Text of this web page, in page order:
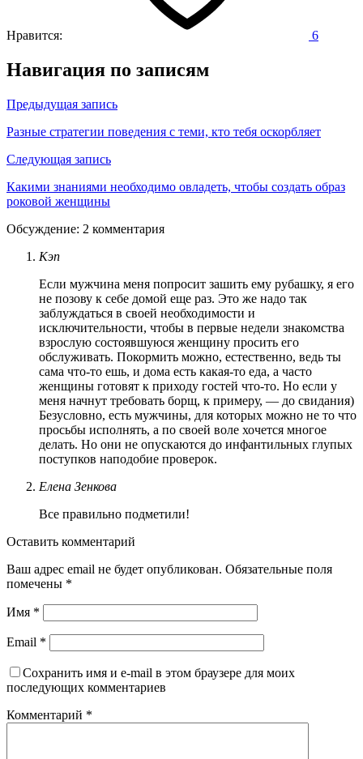
Нравится: 6
Навигация по записям
Предыдущая запись
Разные стратегии поведения с теми, кто тебя оскорбляет
Следующая запись
Какими знаниями необходимо овладеть, чтобы создать образ
роковой женщины
Обсуждение: 2 комментария
Кэп
Если мужчина меня попросит зашить ему рубашку, я его
не позову к себе домой еще раз. Это же надо так
заблуждаться в своей необходимости и
исключительности, чтобы в первые недели знакомства
взрослую состоявшуюся женщину просить его
обслуживать. Покормить можно, естественно, ведь ты
сама что-то ешь, и дома есть какая-то еда, а часто
женщины готовят к приходу гостей что-то. Но если у
меня начнут требовать борщ, к примеру, — до свидания)
Безусловно, есть мужчины, для которых можно не то что
просьбы исполнять, а по своей воле хочется многое
делать. Но они не опускаются до инфантильных глупых
поступков наподобие проверок.
Елена Зенкова
Все правильно подметили!
Оставить комментарий
Ваш адрес email не будет опубликован. Обязательные поля
помечены *
Имя *
Email *
Сохранить имя и e-mail в этом браузере для моих
последующих комментариев
Комментарий *